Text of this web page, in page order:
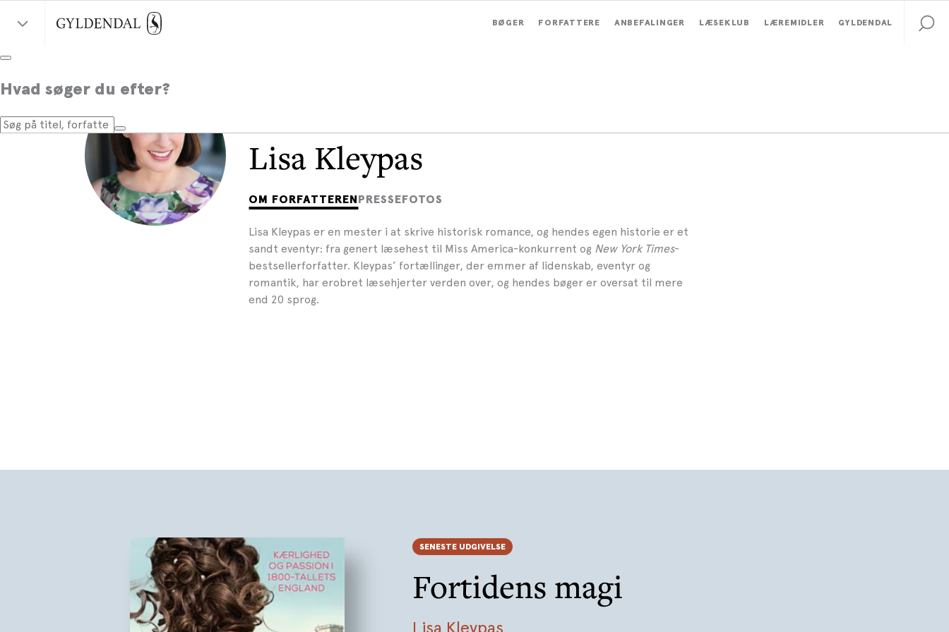
BØGER FORFATTERE ANBEFALINGER LÆSEKLUB LÆREMIDLER GYLDENDAL
Hvad søger du efter?
Lisa Kleypas
OM FORFATTEREN PRESSEFOTOS
Lisa Kleypas er en mester i at skrive historisk romance, og hendes egen historie er et
sandt eventyr: fra genert læsehest til Miss America-konkurrent og New York Times-
bestsellerforfatter. Kleypas’ fortællinger, der emmer af lidenskab, eventyr og
romantik, har erobret læsehjerter verden over, og hendes bøger er oversat til mere
end 20 sprog.
SENESTE UDGIVELSE
Fortidens magi
Lisa Kleypas